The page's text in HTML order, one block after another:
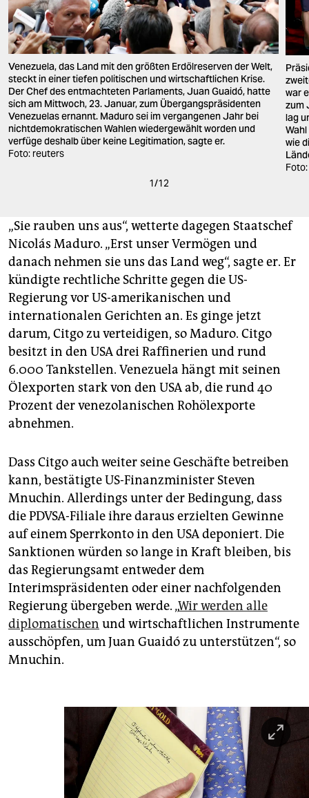
Venezuela, das Land mit den größten Erdölreserven der Welt,
steckt in einer tiefen politischen und wirtschaftlichen Krise.
Der Chef des entmachteten Parlaments, Juan Guaidó, hatte
sich am Mittwoch, 23. Januar, zum Übergangspräsidenten
Venezuelas ernannt. Maduro sei im vergangenen Jahr bei
nichtdemokratischen Wahlen wiedergewählt worden und
verfüge deshalb über keine Legitimation, sagte er.
Foto: reuters
war
zum
lag
wie
1/12
„Sie rauben uns aus“, wetterte dagegen Staatschef
Nicolás Maduro. „Erst unser Vermögen und
danach nehmen sie uns das Land weg“, sagte er. Er
kündigte rechtliche Schritte gegen die US-
Regierung vor US-amerikanischen und
internationalen Gerichten an. Es ginge jetzt
darum, Citgo zu verteidigen, so Maduro. Citgo
besitzt in den USA drei Raffinerien und rund
6.000 Tankstellen. Venezuela hängt mit seinen
Ölexporten stark von den USA ab, die rund 40
Prozent der venezolanischen Rohölexporte
abnehmen.
Dass Citgo auch weiter seine Geschäfte betreiben
kann, bestätigte US-Finanzminister Steven
Mnuchin. Allerdings unter der Bedingung, dass
die PDVSA-Filiale ihre daraus erzielten Gewinne
auf einem Sperrkonto in den USA deponiert. Die
Sanktionen würden so lange in Kraft bleiben, bis
das Regierungsamt entweder dem
Interimspräsidenten oder einer nachfolgenden
Regierung übergeben werde. „Wir werden alle
diplomatischen und wirtschaftlichen Instrumente
ausschöpfen, um Juan Guaidó zu unterstützen“, so
Mnuchin.